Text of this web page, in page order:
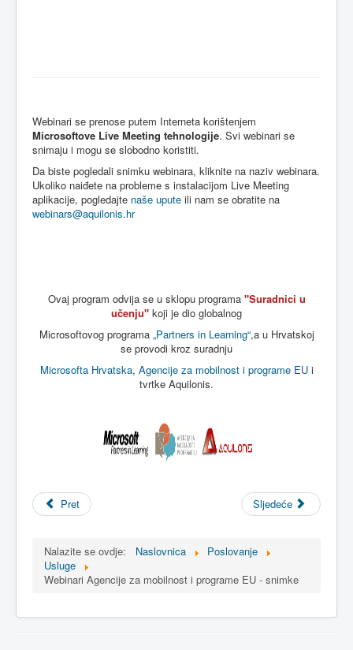
Webinari se prenose putem Interneta korištenjem
Microsoftove Live Meeting tehnologije. Svi webinari se
snimaju i mogu se slobodno koristiti.
Da biste pogledali snimku webinara, kliknite na naziv webinara.
Ukoliko naiđete na probleme s instalacijom Live Meeting
aplikacije, pogledajte naše upute ili nam se obratite na
webinars@aquilonis.hr
Ovajprogram odvijase u sklopu programa "Suradnici u
učenju" koji je dio globalnog
Microsoftovog programa „Partners in Learning“,a u Hrvatskoj
se provodi kroz suradnju
Microsofta Hrvatska, Agencije za mobilnosti programeEUi
tvrtke Aquilonis.
Pret Sljedeće
Nalazite se ovdje: Naslovnica
Poslovanje
Usluge
Webinari Agencije za mobilnost i programe EU - snimke